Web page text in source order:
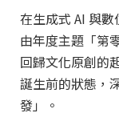
在生成式 AI 與
由年度主題「第
回歸文化原創的
誕生前的狀態，
發」。